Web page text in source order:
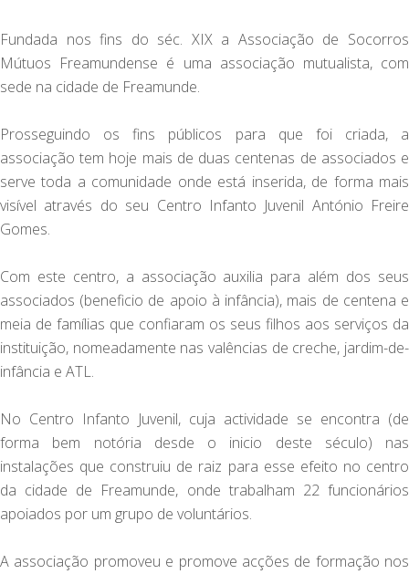
Fundada nos fins do séc. XIX a Associação de Socorros
Mútuos Freamundense é uma associação mutualista, com
sede na cidade de Freamunde.
Prosseguindo os fins públicos para que foi criada, a
associação tem hoje mais de duas centenas de associados e
serve toda a comunidade onde está inserida, de forma mais
visível através do seu Centro Infanto Juvenil António Freire
Gomes.
Com este centro, a associação auxilia para além dos seus
associados (beneficio de apoio à infância), mais de centena e
meia de famílias que confiaram os seus filhos aos serviços da
instituição, nomeadamente nas valências de creche, jardim-de-
infância e ATL.
No Centro Infanto Juvenil, cuja actividade se encontra (de
forma bem notória desde o inicio deste século) nas
instalações que construiu de raiz para esse efeito no centro
da cidade de Freamunde, onde trabalham 22 funcionários
apoiados por um grupo de voluntários.
A associação promoveu e promove acções de formação nos